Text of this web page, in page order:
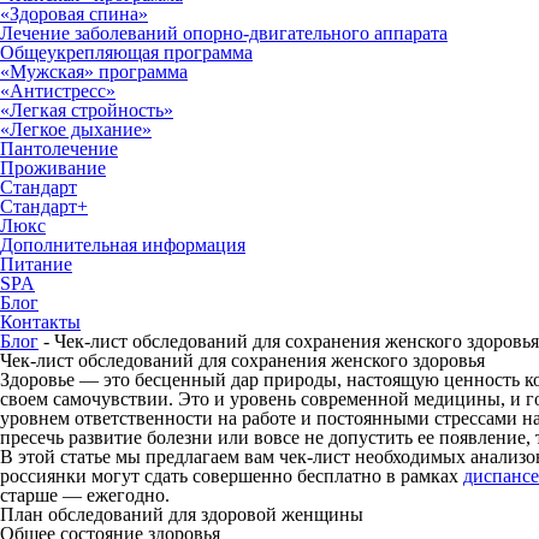
«Здоровая спина»
Лечение заболеваний опорно-двигательного аппарата
Общеукрепляющая программа
«Мужская» программа
«Антистресс»
«Легкая стройность»
«Легкое дыхание»
Пантолечение
Проживание
Стандарт
Стандарт+
Люкс
Дополнительная информация
Питание
SPA
Блог
Контакты
Блог - Чек-лист обследований для сохранения женского здоровья
Чек-лист обследований для сохранения женского здоровья
Здоровье — это бесценный дар природы, настоящую ценность
своем самочувствии. Это и уровень современной медицины, и
уровнем ответственности на работе и постоянными
пресечь развитие болезни или вовсе не допустить ее
В этой статье мы предлагаем вам чек-лист необходимых
россиянки могут сдать совершенно бесплатно в рамках
старше — ежегодно.
План обследований для здоровой женщины
Общее состояние здоровья